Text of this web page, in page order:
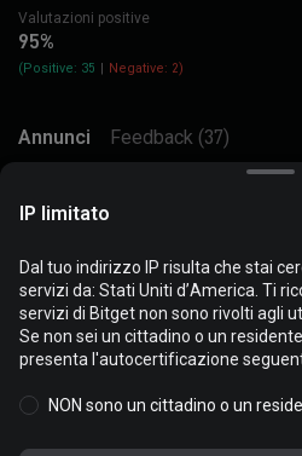
Valutazioni positive
95%
(Positive: 35 | Negative: 2)
Annunci Feedback (37)
Acquista
Nessun
I cookie vengono utilizzati per
esperienza sul sito web. Puoi gestire
visualizzare laPolitica sui Cookie.
Accetta tutti i
IP limitato
Dal tuo indirizzo IP risulta che stai
servizi da: Stati Uniti d’America. Ti
servizi di Bitget non sono rivolti agli
Se non sei un cittadino o un
presenta l'autocertificazione
NON sono un cittadino o un